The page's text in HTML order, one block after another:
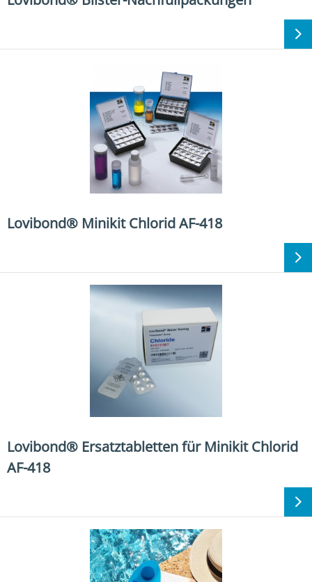
Lovibond® Minikit Chlorid AF-418
Lovibond® Ersatztabletten für Minikit Chlorid
AF-418